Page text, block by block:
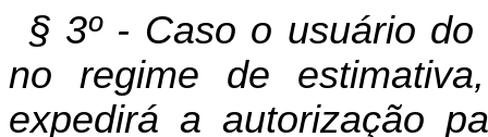
§ 3º - Caso o usuário
no regime de
expedirá a autorização